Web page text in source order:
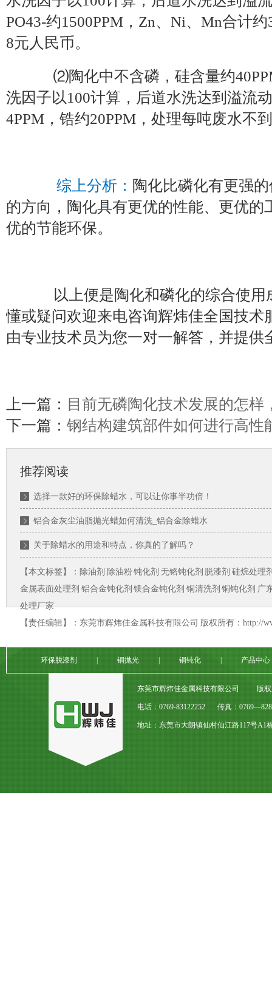
PO43-约1500PPM，Zn、Ni、Mn合计
8元人民币。
⑵陶化中不含磷，硅含量约
洗因子以100计算，后道水洗达到溢流
4PPM，锆约20PPM，处理每吨废水不
综上分析： 陶化比磷化有更强
的方向，陶化具有更优的性能、更优的
优的节能环保。
以上便是陶化和磷化的综合使用
懂或疑问欢迎来电咨询辉炜佳全国技术
由专业技术员为您一对一解答，并提供
上一篇： 目前无磷陶化技术发展的怎样
下一篇： 钢结构建筑部件如何进行高性
推荐阅读
选择一款好的环保除蜡水，可以让你事半功倍！
铝合金灰尘油脂抛光蜡如何清洗_铝合金除蜡水
关于除蜡水的用途和特点，你真的了解吗？
【本文标签】： 除油剂 除油粉钝化剂 无铬钝化剂 脱漆剂 硅烷处理
金属表面处理剂 铝合金钝化剂 镁合金钝化剂 铜清洗剂 铜钝化剂 广
处理厂家
【责任编辑】： 东莞市辉炜佳金属科技有限公司 版权所有：http://
环保脱漆剂 铜抛光 铜钝化 产品中心
东莞市辉炜佳金属科技有限公司 版
电话：0769-83122252 传真：
地址：东莞市大朗镇仙村仙江路117号A1